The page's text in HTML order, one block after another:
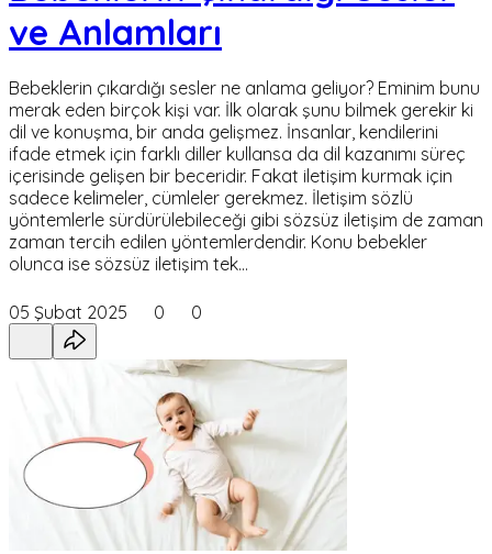
ve Anlamları
Bebeklerin çıkardığı sesler ne anlama geliyor? Eminim bunu
merak eden birçok kişi var. İlk olarak şunu bilmek gerekir ki
dil ve konuşma, bir anda gelişmez. İnsanlar, kendilerini
ifade etmek için farklı diller kullansa da dil kazanımı süreç
içerisinde gelişen bir beceridir. Fakat iletişim kurmak için
sadece kelimeler, cümleler gerekmez. İletişim sözlü
yöntemlerle sürdürülebileceği gibi sözsüz iletişim de zaman
zaman tercih edilen yöntemlerdendir. Konu bebekler
olunca ise sözsüz iletişim tek…
05 Şubat 2025 0 0